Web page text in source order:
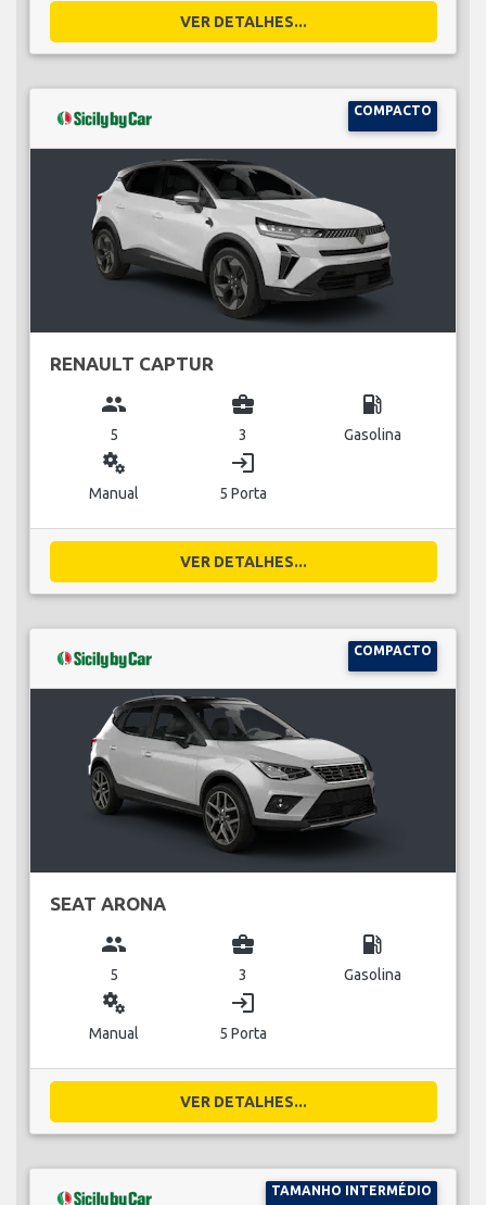
VER DETALHES...
COMPACTO
RENAULT CAPTUR
group
5
business_center
3
local_gas_station
Gasolina
miscellaneous_services
Manual
login
5 Porta
VER DETALHES...
COMPACTO
SEAT ARONA
group
5
business_center
3
local_gas_station
Gasolina
miscellaneous_services
Manual
login
5 Porta
VER DETALHES...
TAMANHO INTERMÉDIO